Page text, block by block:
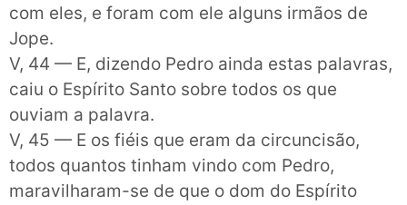
com eles, e foram com ele alguns irmãos de
Jope.
V, 44 — E, dizendo Pedro ainda estas palavras,
caiu o Espírito Santo sobre todos os que
ouviam a palavra.
V, 45 — E os fiéis que eram da circuncisão,
todos quantos tinham vindo com Pedro,
maravilharam-se de que o dom do Espírito